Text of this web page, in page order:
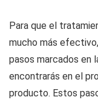
Para que el
mucho más
pasos marcados en
encontrarás en el
producto. Estos